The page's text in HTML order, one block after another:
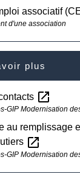
associatif
d'une association
plus
open_in_new
GIP Modernisation
au remplissage
open_in_new
GIP Modernisation